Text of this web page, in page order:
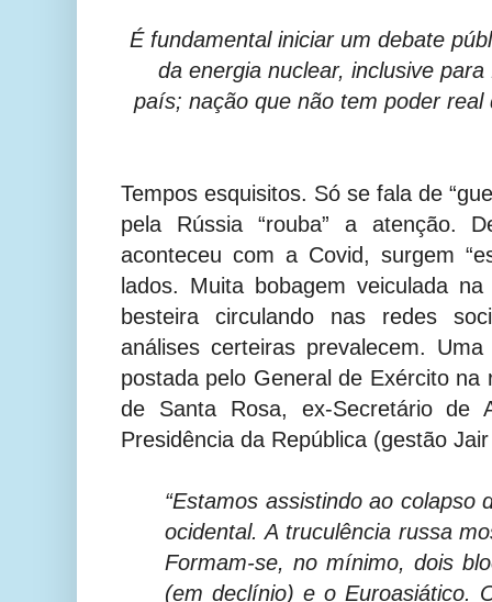
É fundamental iniciar um debate
da energia nuclear, inclusive
país; nação que não tem poder real
Tempos esquisitos. Só se fala de
pela Rússia “rouba” a atenção.
aconteceu com a Covid, surgem
lados. Muita bobagem veiculada
besteira circulando nas redes
análises certeiras prevalecem.
postada pelo General de Exército
de Santa Rosa, ex-Secretário de
Presidência da República (gestão
“Estamos assistindo ao
ocidental. A truculência russa
Formam-se, no mínimo, dois
(em declínio) e o Euroasiático.